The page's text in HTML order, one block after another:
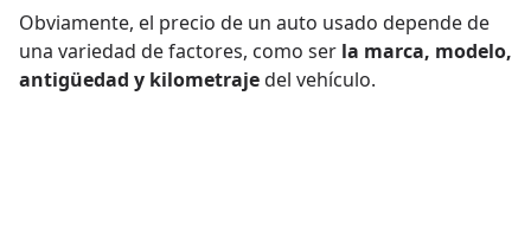
Obviamente, el precio de un auto usado depende de
una variedad de factores, como ser la marca, modelo,
antigüedad y kilometrajedel vehículo.